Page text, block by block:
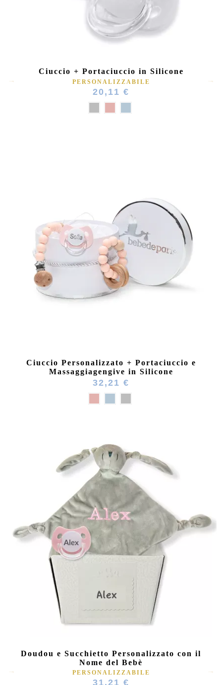
Ciuccio + Portaciuccio in Silicone
PERSONALIZZABILE
20,11 €
Ciuccio Personalizzato + Portaciuccio e
Massaggiagengive in Silicone
32,21 €
Doudou e Succhietto Personalizzato con il
Nome del Bebè
PERSONALIZZABILE
31,21 €